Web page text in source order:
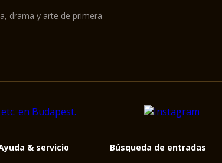
drama y arte de primera
& servicio
Búsqueda de entradas